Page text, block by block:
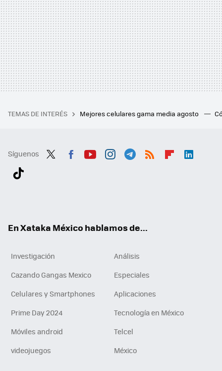
TEMAS DE INTERÉS Mejores celulares gama media agosto
Síguenos
En Xataka México hablamos de...
Investigación
Análisis
Cazando Gangas Mexico
Especiales
Celulares y Smartphones
Aplicaciones
Prime Day 2024
Tecnología en México
Móviles android
Telcel
videojuegos
México